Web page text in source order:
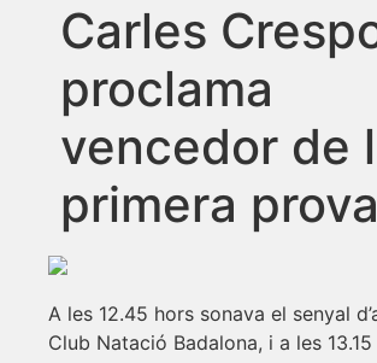
Carles
proclama
vencedor de
primera prova
A les 12.45 hors sonava el senyal
Club Natació Badalona, i a les